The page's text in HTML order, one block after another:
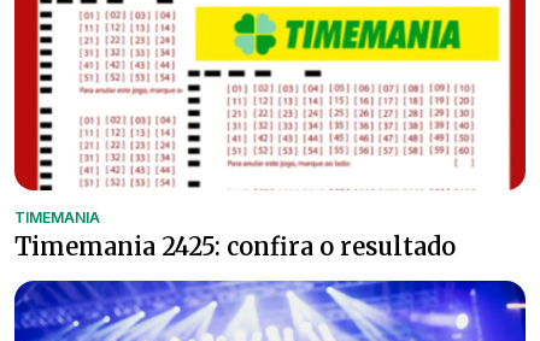
TIMEMANIA
Timemania 2425: confira o resultado